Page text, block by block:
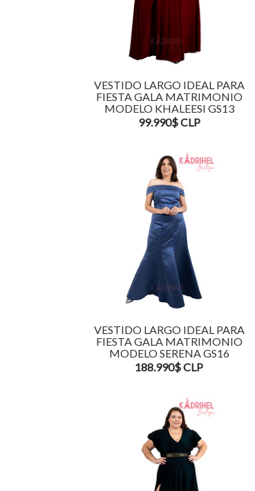
VESTIDO LARGO IDEAL PARA
FIESTA GALA MATRIMONIO
MODELO KHALEESI GS13
99.990$ CLP
VESTIDO LARGO IDEAL PARA
FIESTA GALA MATRIMONIO
MODELO SERENA GS16
188.990$ CLP